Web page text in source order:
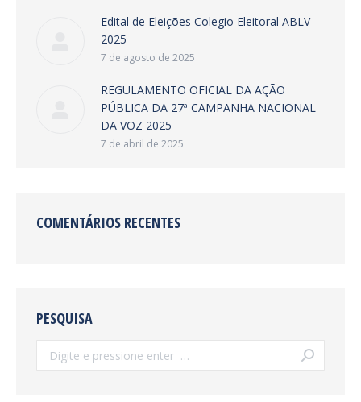
Edital de Eleições Colegio Eleitoral ABLV
2025
7 de agosto de 2025
REGULAMENTO OFICIAL DA AÇÃO
PÚBLICA DA 27ª CAMPANHA NACIONAL
DA VOZ 2025
7 de abril de 2025
COMENTÁRIOS RECENTES
PESQUISA
Search: